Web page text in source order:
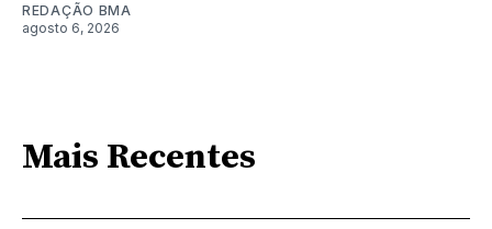
REDAÇÃO BMA
agosto 6, 2026
Mais Recentes